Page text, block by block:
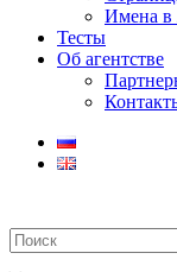
Имена в
Тесты
Об агентстве